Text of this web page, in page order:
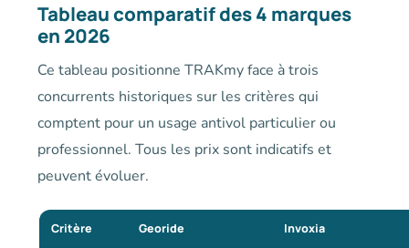
Tableau comparatif des 4 marques
en 2026
Ce tableau positionne TRAKmy face à trois
concurrents historiques sur les critères qui
comptent pour un usage antivol particulier ou
professionnel. Tous les prix sont indicatifs et
peuvent évoluer.
Critère Georide Invoxia